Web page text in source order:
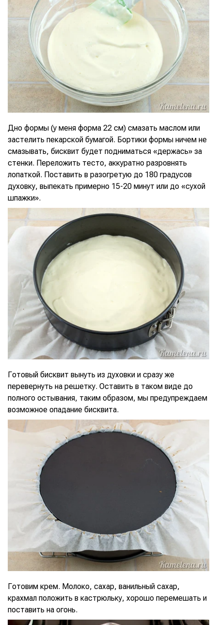
Дно формы (у меня форма 22 см) смазать маслом или
застелить пекарской бумагой. Бортики формы ничем не
смазывать, бисквит будет подниматься «держась» за
стенки. Переложить тесто, аккуратно разровнять
лопаткой. Поставить в разогретую до 180 градусов
духовку, выпекать примерно 15-20 минут или до «сухой
шпажки».
Готовый бисквит вынуть из духовки и сразу же
перевернуть на решетку. Оставить в таком виде до
полного остывания, таким образом, мы предупреждаем
возможное опадание бисквита.
Готовим крем. Молоко, сахар, ванильный сахар,
крахмал положить в кастрюльку, хорошо перемешать и
поставить на огонь.